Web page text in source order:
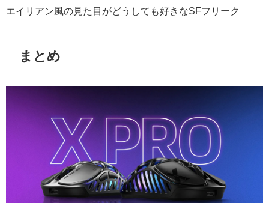
エイリアン風の見た目がどうしても好きなSFフリーク
まとめ